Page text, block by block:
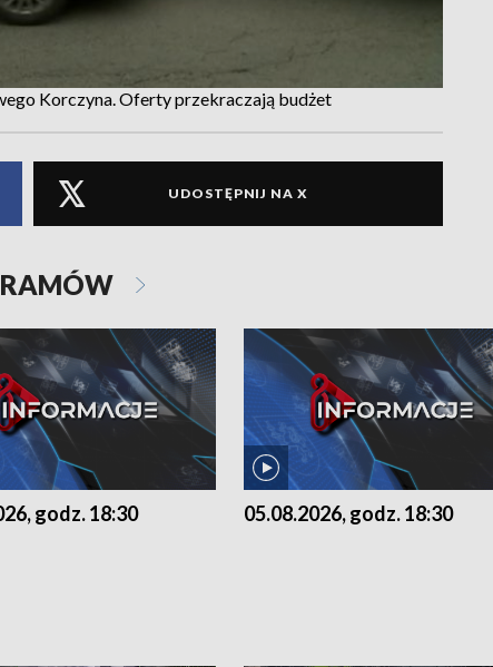
Korczyna. Oferty przekraczają budżet
UDOSTĘPNIJ NA X
godz. 18:30 05.08.2026, godz. 18:30